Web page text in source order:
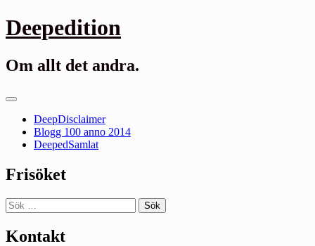
Gå
till
Deepedition
Om allt det andra.
Primär
DeepDisclaimer
Blogg 100 anno 2014
DeepedSamlat
Frisöket
Sök
efter:
Kontakt